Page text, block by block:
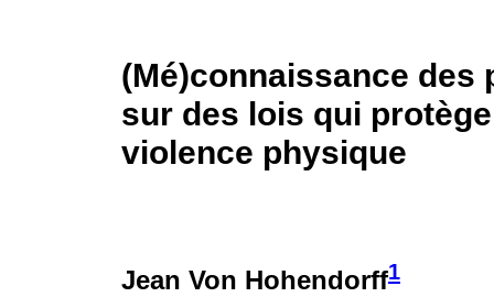
(Mé)connaissance
sur des lois qui
violence physique
Jean Von Hohendorff1